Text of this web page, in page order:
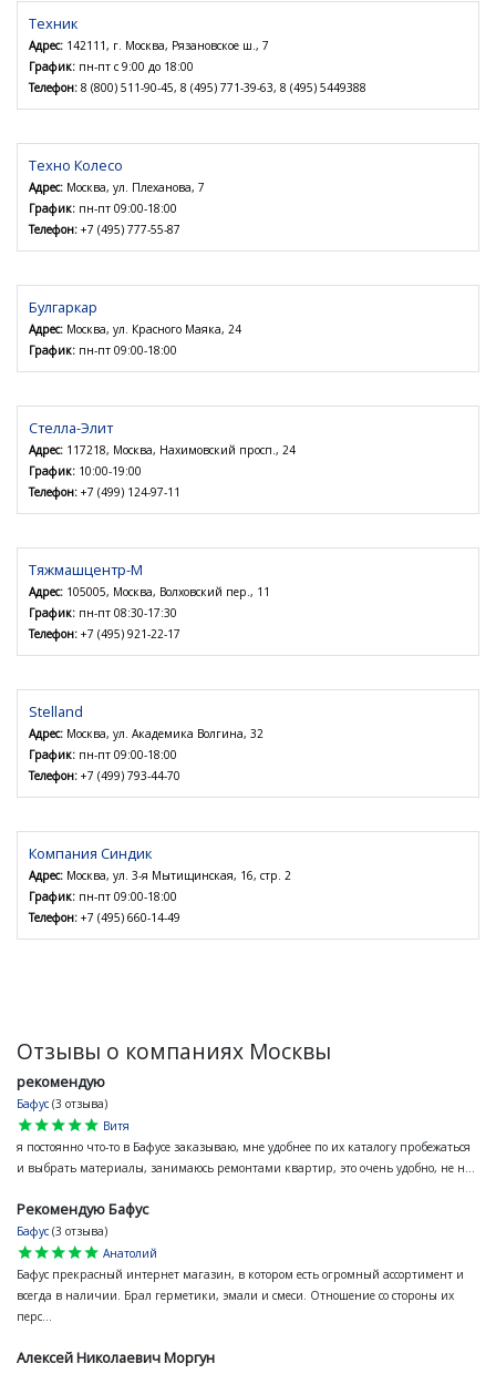
Техник
Адрес: 142111, г. Москва, Рязановское ш., 7
График: пн-пт с 9:00 до 18:00
Телефон: 8 (800) 511-90-45, 8 (495) 771-39-63, 8 (495) 5449388
Техно Колесо
Адрес: Москва, ул. Плеханова, 7
График: пн-пт 09:00-18:00
Телефон: +7 (495) 777-55-87
Булгаркар
Адрес: Москва, ул. Красного Маяка, 24
График: пн-пт 09:00-18:00
Стелла-Элит
Адрес: 117218, Москва, Нахимовский просп., 24
График: 10:00-19:00
Телефон: +7 (499) 124-97-11
Тяжмашцентр-М
Адрес: 105005, Москва, Волховский пер., 11
График: пн-пт 08:30-17:30
Телефон: +7 (495) 921-22-17
Stelland
Адрес: Москва, ул. Академика Волгина, 32
График: пн-пт 09:00-18:00
Телефон: +7 (499) 793-44-70
Компания Синдик
Адрес: Москва, ул. 3-я Мытищинская, 16, стр. 2
График: пн-пт 09:00-18:00
Телефон: +7 (495) 660-14-49
Отзывы о компаниях Москвы
рекомендую
Бафус (3 отзыва)
star
star
star
star
star
Витя
я постоянно что-то в Бафусе заказываю, мне удобнее по их каталогу пробежаться
и выбрать материалы, занимаюсь ремонтами квартир, это очень удобно, не н...
Рекомендую Бафус
Бафус (3 отзыва)
star
star
star
star
star
Анатолий
Бафус прекрасный интернет магазин, в котором есть огромный ассортимент и
всегда в наличии. Брал герметики, эмали и смеси. Отношение со стороны их
перс...
Алексей Николаевич Моргун